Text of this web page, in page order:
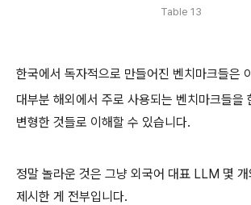
Table 13
한국에서 독자적으로 만들어진 벤치마크들은
대부분 해외에서 주로 사용되는 벤치마크들을
변형한 것들로 이해할 수 있습니다.
정말 놀라운 것은 그냥 외국어 대표 LLM 몇
제시한 게 전부입니다.